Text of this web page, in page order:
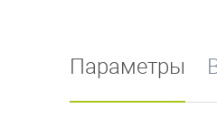
Параметры